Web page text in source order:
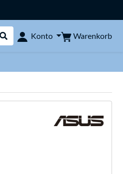
Suche durchführen
Konto Warenkorb